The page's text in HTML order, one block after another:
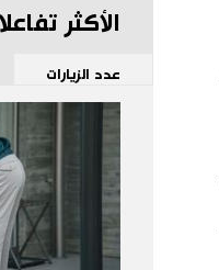
الأكثر
عدد الزيارات